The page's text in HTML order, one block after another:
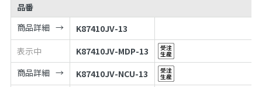
品番
商品詳細
K87410JV-13
表示中
K87410JV-MDP-13
商品詳細
K87410JV-NCU-13